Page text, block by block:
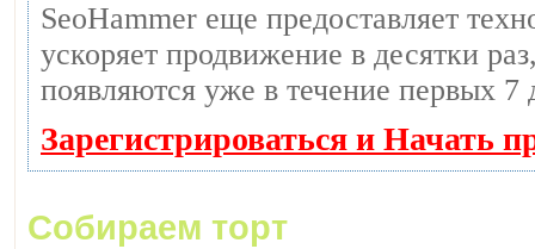
SeoHammer еще предоставляет
ускоряет продвижение в десятки
появляются уже в течение первых 7
Зарегистрироваться и Начать
Собираем торт